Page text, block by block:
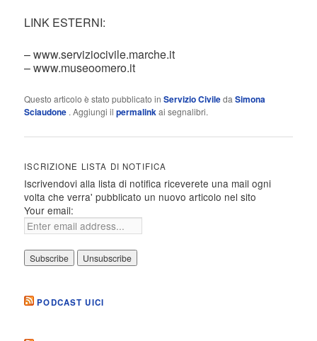
LINK ESTERNI:
– www.serviziocivile.marche.it
– www.museoomero.it
Questo articolo è stato pubblicato inServizio CiviledaSimona
Sciaudone . Aggiungi ilpermalinkai segnalibri.
ISCRIZIONE LISTA DI NOTIFICA
Iscrivendovi alla lista di notifica riceverete una mail ogni
volta che verra' pubblicato un nuovo articolo nel sito
Your email:
PODCAST UICI